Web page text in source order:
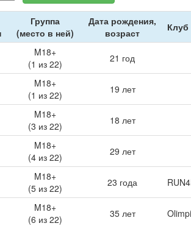
Группа
(место в ней)
Дата рождения,
возраст
Клуб
M18+
(1 из 22)
21 год
M18+
(1 из 22)
19 лет
M18+
(3 из 22)
18 лет
M18+
(4 из 22)
29 лет
M18+
(5 из 22)
23 года
M18+
(6 из 22)
35 лет